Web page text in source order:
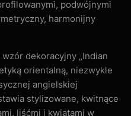
podwójnymi
harmonijny
dekoracyjny „Indian
orientalną, niezwykle
angielskiej
stylizowane, kwitnące
liśćmi i kwiatami w